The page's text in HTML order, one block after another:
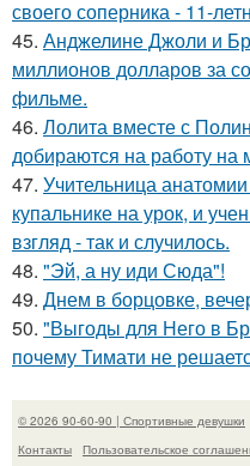
своего соперника - 11-
45. Анджелине Джоли и
миллионов долларов за
фильме.
46. Лолита вместе с
добираются на работу на
47. Учительница
купальнике на урок, и
взгляд - так и случилось.
48. "Эй, а ну иди Сюда"!
49. Днем в борцовке,
50. "Выгоды для Него в
почему Тимати не
© 2026 90-60-90 | Спортивные девушки
Контакты
Пользовательское